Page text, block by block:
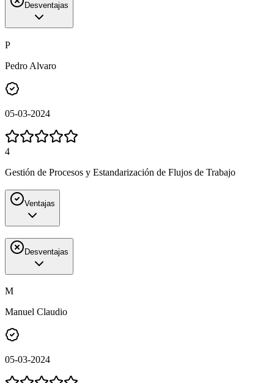
Desventajas
P
Pedro Alvaro
05-03-2024
4
Gestión de Procesos y Estandarización de Flujos de Trabajo
Ventajas
Desventajas
M
Manuel Claudio
05-03-2024